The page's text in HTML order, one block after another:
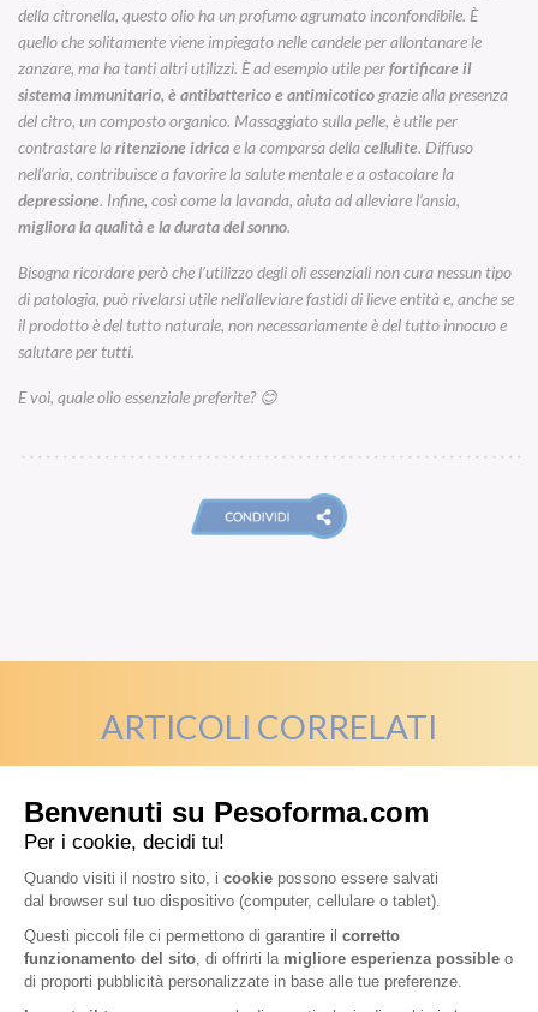
della citronella, questo olio ha un profumo agrumato inconfondibile. È
quello che solitamente viene impiegato nelle candele per allontanare le
zanzare, ma ha tanti altri utilizzi. È ad esempio utile perfortificare il
sistema immunitario, è antibatterico e antimicoticograzie alla presenza
del citro, un composto organico. Massaggiato sulla pelle, è utile per
contrastare laritenzione idricae la comparsa dellacellulite. Diffuso
nell’aria, contribuisce a favorire la salute mentale e a ostacolare la
depressione. Infine, così come la lavanda, aiuta ad alleviare l’ansia,
migliora la qualità e la durata del sonno.
Bisogna ricordare però che l’utilizzo degli oli essenziali non cura nessun tipo
di patologia, può rivelarsi utile nell’alleviare fastidi di lieve entità e, anche se
il prodotto è del tutto naturale, non necessariamente è del tutto innocuo e
salutare per tutti.
E voi, quale olio essenziale preferite? 😊
ARTICOLI CORRELATI